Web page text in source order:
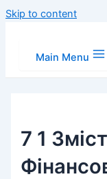
Skip to content
Main Menu
7 1